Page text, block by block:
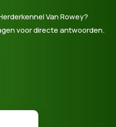
Van Rowey?
voor directe antwoorden.